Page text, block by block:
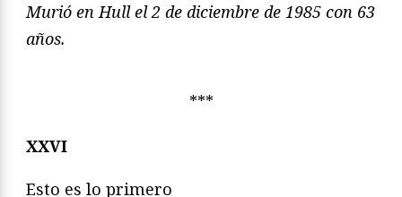
Murió en Hull el 2 de diciembre de 1985 con 63
años.
***
XXVI
Esto es lo primero